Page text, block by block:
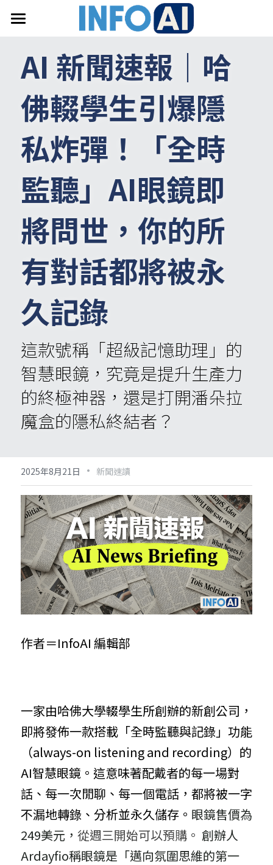
關於InfoAI
訂閱電子報
最新文章
搜索
email聯絡
AI 新聞速報｜哈
佛輟學生引爆隱
私炸彈！「全時
監聽」AI眼鏡即
將問世，你的所
有對話都將被永
久記錄
這款號稱「超級記憶助理」的
智慧眼鏡，究竟是提升生產力
的終極神器，還是打開潘朵拉
魔盒的隱私終結者？
2025年8月21日 · 新聞速讀
作者＝InfoAI 編輯部
一家由哈佛大學輟學生所創辦的新創公司，
即將發佈一款搭載「全時監聽與記錄」功能
（always-on listening and recording）的
AI智慧眼鏡。這意味著配戴者的每一場對
話、每一次閒聊、每一個電話，都將被一字
不漏地轉錄、分析並永久儲存。 眼鏡售價為
249美元， 從週三開始可以預購。 創辦人
Ardayfio稱眼鏡是「邁向氛圍思維的第一